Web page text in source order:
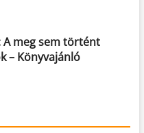
A meg sem történt
– Könyvajánló